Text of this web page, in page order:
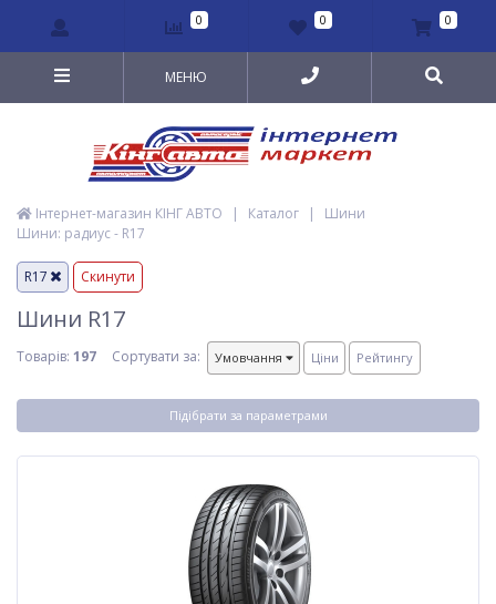
0 0 0
МЕНЮ
Інтернет-магазин КІНГ АВТО | Каталог |
Шини
Шини: радиус - R17
R17 Скинути
Шини R17
Товарів: 197 Сортувати за: Умовчання Ціни Рейтингу
Підібрати за параметрами